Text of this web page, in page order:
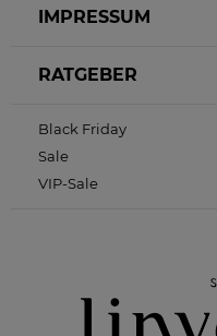
IMPRESSUM
RATGEBER
Black Friday
Sale
VIP-Sale